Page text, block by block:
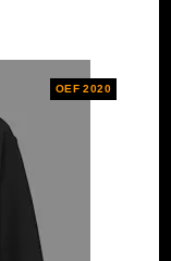
OEF 2020